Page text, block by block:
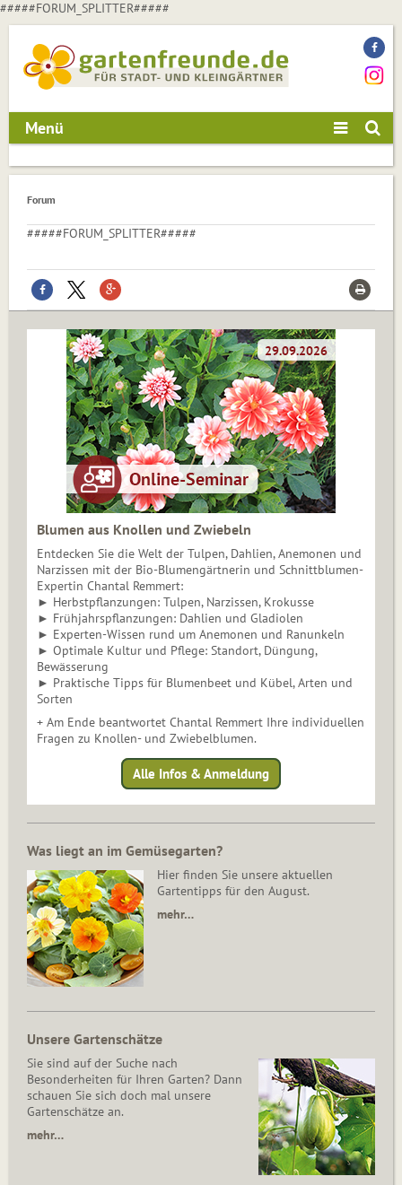
#####FORUM_SPLITTER#####
Menü
Forum
#####FORUM_SPLITTER#####
Blumen aus Knollen und Zwiebeln
Entdecken Sie die Welt der Tulpen, Dahlien, Anemonen und
Narzissen mit der Bio-Blumengärtnerin und Schnittblumen-
Expertin Chantal Remmert:
► Herbstpflanzungen: Tulpen, Narzissen, Krokusse
► Frühjahrspflanzungen: Dahlien und Gladiolen
► Experten-Wissen rund um Anemonen und Ranunkeln
► Optimale Kultur und Pflege: Standort, Düngung,
Bewässerung
► Praktische Tipps für Blumenbeet und Kübel, Arten und
Sorten
+ Am Ende beantwortet Chantal Remmert Ihre individuellen
Fragen zu Knollen- und Zwiebelblumen.
Alle Infos & Anmeldung
Was liegt an im Gemüsegarten?
Hier finden Sie unsere aktuellen
Gartentipps für den August.
mehr…
Unsere Gartenschätze
Sie sind auf der Suche nach
Besonderheiten für Ihren Garten? Dann
schauen Sie sich doch mal unsere
Gartenschätze an.
mehr…